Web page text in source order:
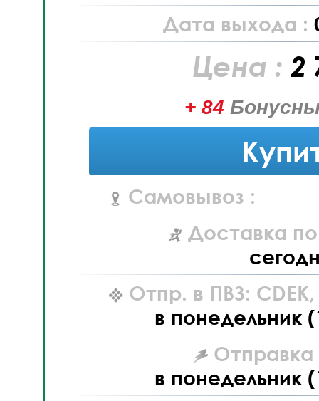
Дата выхода :
Цена : 2
+ 84
Самовывоз :
Доставка
Отпр. в ПВЗ: CDEK,
в понедельник
Отправка
в понедельник